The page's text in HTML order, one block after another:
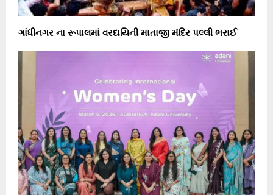
ગાંધીનગર ના રૂપાલમાં વરદાયિની માતાજી મંદિર પલ્લી ભરાઈ